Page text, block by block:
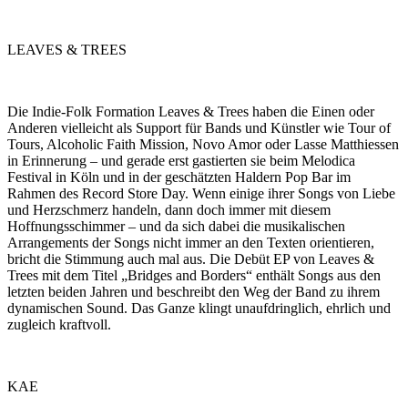
LEAVES & TREES
Die Indie-Folk Formation Leaves & Trees haben die Einen oder
Anderen vielleicht als Support für Bands und Künstler wie Tour of
Tours, Alcoholic Faith Mission, Novo Amor oder Lasse Matthiessen
in Erinnerung – und gerade erst gastierten sie beim Melodica
Festival in Köln und in der geschätzten Haldern Pop Bar im
Rahmen des Record Store Day. Wenn einige ihrer Songs von Liebe
und Herzschmerz handeln, dann doch immer mit diesem
Hoffnungsschimmer – und da sich dabei die musikalischen
Arrangements der Songs nicht immer an den Texten orientieren,
bricht die Stimmung auch mal aus. Die Debüt EP von Leaves &
Trees mit dem Titel „Bridges and Borders“ enthält Songs aus den
letzten beiden Jahren und beschreibt den Weg der Band zu ihrem
dynamischen Sound. Das Ganze klingt unaufdringlich, ehrlich und
zugleich kraftvoll.
KAE